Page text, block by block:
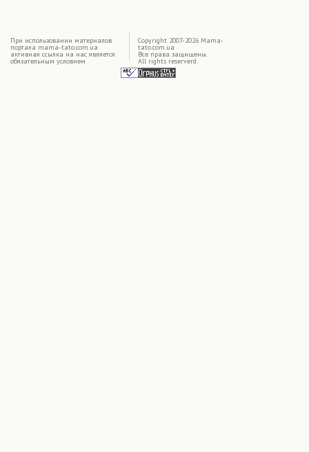
При использовании материалов
портала mama-tato.com.ua
активная ссылка на нас является
обязательным условием
Copyright 2007-2026 Mama-
tato.com.ua
Все права защищены.
All rights reserverd.